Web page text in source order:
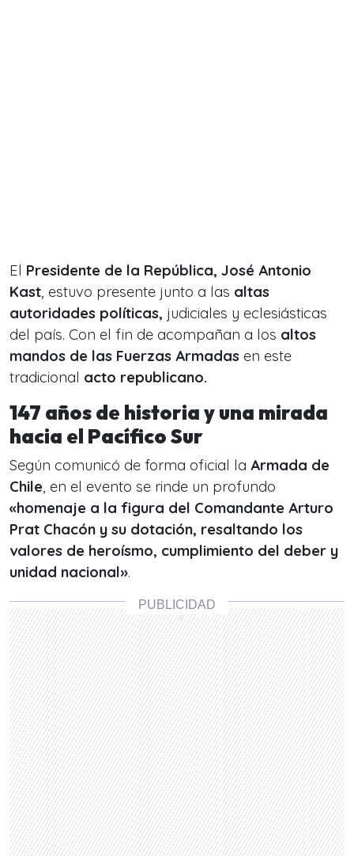
El Presidente de la República, José Antonio
Kast, estuvo presente junto a las altas
autoridades políticas, judiciales y eclesiásticas
del país. Con el fin de acompañan a los altos
mandos de las Fuerzas Armadas en este
tradicional acto republicano.
147 años de historia y una mirada
hacia el Pacífico Sur
Según comunicó de forma oficial la Armada de
Chile, en el evento se rinde un profundo
«homenaje a la figura del Comandante Arturo
Prat Chacón y su dotación, resaltando los
valores de heroísmo, cumplimiento del deber y
unidad nacional».